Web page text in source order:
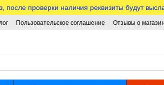
проверки наличия реквизиты будут
Пользовательское соглашение Отзывы о